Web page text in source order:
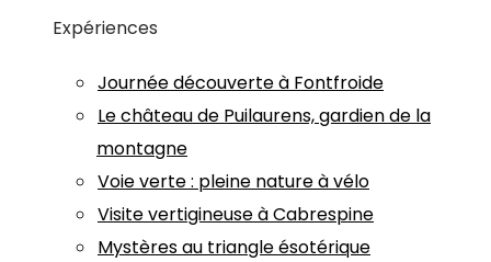
Expériences
Journée découverte à Fontfroide
Le château de Puilaurens, gardien de la
montagne
Voie verte : pleine nature à vélo
Visite vertigineuse à Cabrespine
Mystères au triangle ésotérique